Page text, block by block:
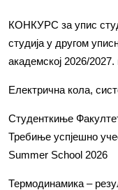
КОНКУРС за упис
студија у другом
академској 2026/2027.
Електрична кола,
Студенткиње
Требиње успјешно
Summer School 2026
Термодинамика –